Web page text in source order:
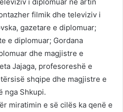
filmik dhe televiziv i
gazetare e diplomuar;
e diplomuar; Gordana
dhe magjistre e
Jajaga, profesoreshë e
shqipe dhe magjistre e
nga Shkupi.
miratimin e së cilës ka qenë e